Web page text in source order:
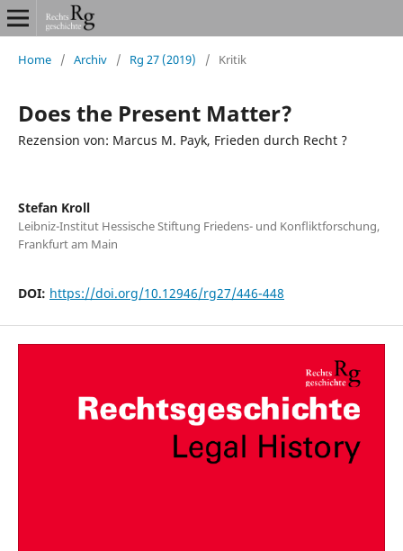
Home / Archiv / Rg 27 (2019) / Kritik
Does the Present Matter?
Rezension von: Marcus M. Payk, Frieden durch Recht ?
Stefan Kroll
Leibniz-Institut Hessische Stiftung Friedens- und Konﬂiktforschung,
Frankfurt am Main
DOI: https://doi.org/10.12946/rg27/446-448